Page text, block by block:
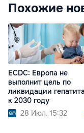
Похожие
ECDC: Европа не
выполнит цель по
ликвидации гепатита
к 2030 году
28 Июл. 15:32